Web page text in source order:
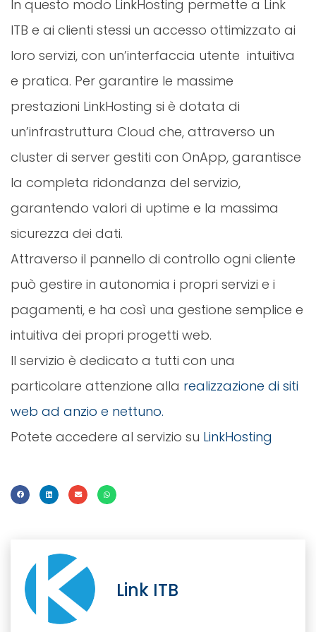
In questo modo LinkHosting permette a Link
ITB e ai clienti stessi un accesso ottimizzato ai
loro servizi, con un’interfaccia utente intuitiva
e pratica. Per garantire le massime
prestazioni LinkHosting si è dotata di
un’infrastruttura Cloud che, attraverso un
cluster di server gestiti con OnApp, garantisce
la completa ridondanza del servizio,
garantendo valori di uptime e la massima
sicurezza dei dati.
Attraverso il pannello di controllo ogni cliente
può gestire in autonomia i propri servizi e i
pagamenti, e ha così una gestione semplice e
intuitiva dei propri progetti web.
Il servizio è dedicato a tutti con una
particolare attenzione alla realizzazione di siti
web ad anzio e nettuno.
Potete accedere al servizio su LinkHosting
Link ITB